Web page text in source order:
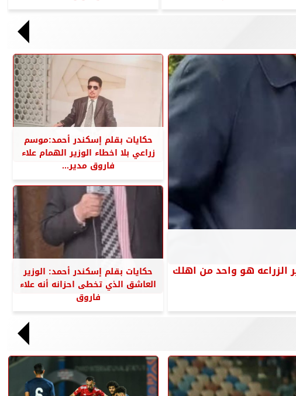
الزراعه هو واحد من اهلك
حكايات بقلم إسكندر أحمد:موسم
زراعي بلا اخطاء الوزير الهمام علاء
فاروق مدير...
حكايات بقلم إسكندر أحمد: الوزير
العاشق الذي تخطى احزانه أنه علاء
فاروق